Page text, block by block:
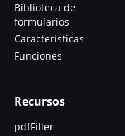
Biblioteca de
formularios
Características
Funciones
Recursos
pdfFiller